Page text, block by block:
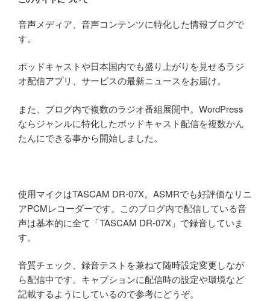
音声メディア、音声コンテンツに特化した情報ブログで
す。
ポッドキャストや日本国内でも盛り上がりを見せるラジ
オ配信アプリ、サービスの最新ニュースをお届け。
また、ブログ内で複数のラジオ番組展開中。WordPress
ならジャンルに特化したポッドキャスト配信を複数かん
たんにできる事から開始しました。
使用マイクはTASCAM DR-07X。ASMRでも好評価なリニ
アPCMレコーダーです。このブログ内で配信している音
声は基本的に全て「TASCAM DR-07X」で録音していま
す。
音質チェック、録音テストを兼ねて随時設定変更しなが
ら配信中です。キャプションに配信時の設定や環境など
記載するようにしているので参考にどうぞ。